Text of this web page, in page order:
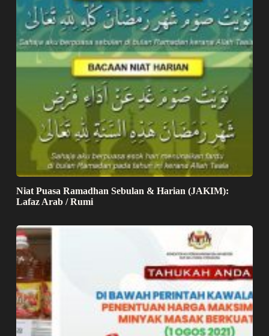
Niat Puasa Ramadhan Sebulan & Harian (JAKIM):
Lafaz Arab / Rumi